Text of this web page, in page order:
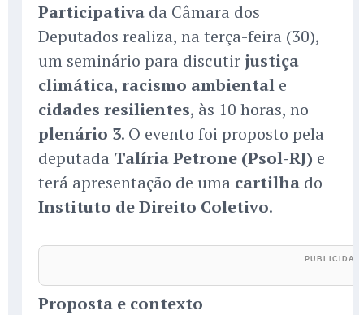
Participativa da Câmara dos
Deputados realiza, na terça-feira (30),
um seminário para discutir justiça
climática, racismo ambiental e
cidades resilientes, às 10 horas, no
plenário 3. O evento foi proposto pela
deputada Talíria Petrone (Psol-RJ) e
terá apresentação de uma cartilha do
Instituto de Direito Coletivo.
Proposta e contexto